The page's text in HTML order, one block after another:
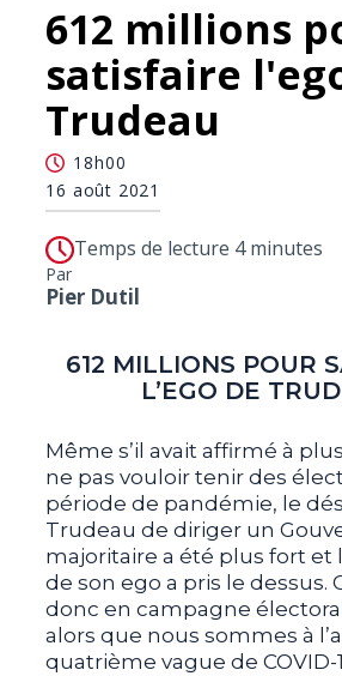
612 millions
satisfaire
Trudeau
18h00
16 août 2021
Temps de lecture 4 minutes
Par
Pier Dutil
612 MILLIONS POUR
L’EGO DE
Même s’il avait affirmé à
ne pas vouloir tenir des
période de pandémie, le
Trudeau de diriger un
majoritaire a été plus fort et
de son ego a pris le dessus.
donc en campagne
alors que nous sommes à
quatrième vague de COVID-